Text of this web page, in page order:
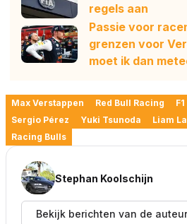
regels aan
Passie voor
grenzen voor
moet ik dan
Max Verstappen Red Bull Racing F1
Sergio Pérez
Yuki Tsunoda Liam
Racing Bulls
Stephan Koolschijn
Bekijk berichten van de auteur